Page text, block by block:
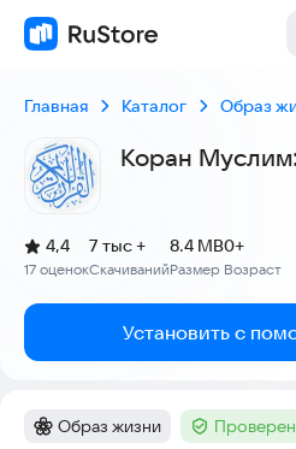
Главная Каталог Образ
Коран
Рейтинг:
4,4
(
17 оценок
)
Скачиваний
7 тыс +
Размер
8.4 MB
Возраст
0+
Установить с
Категория:
Образ жизни Тег :